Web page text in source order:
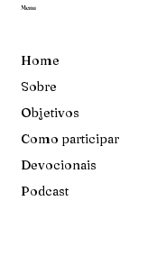
Menu
Home
Sobre
Objetivos
Como participar
Devocionais
Podcast